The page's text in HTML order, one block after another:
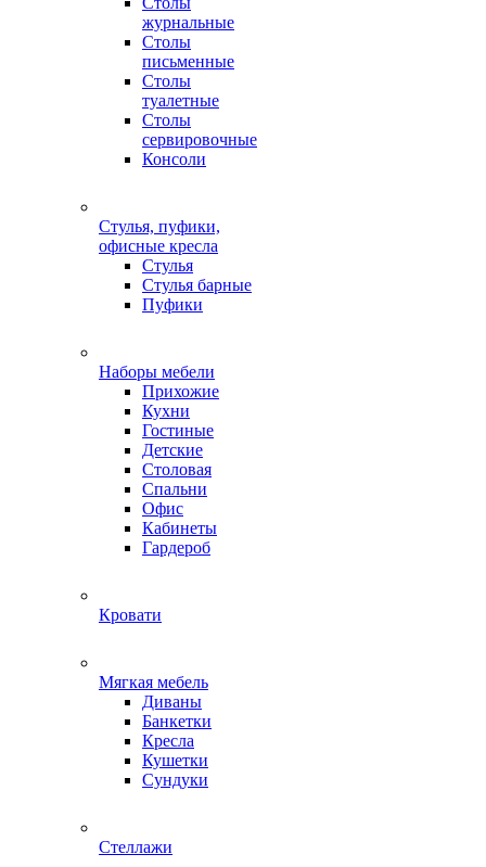
журнальные
Столы
письменные
Столы
туалетные
Столы
сервировочные
Консоли
Стулья, пуфики,
офисные кресла
Стулья
Стулья барные
Пуфики
Наборы мебели
Прихожие
Кухни
Гостиные
Детские
Столовая
Спальни
Офис
Кабинеты
Гардероб
Кровати
Мягкая мебель
Диваны
Банкетки
Кресла
Кушетки
Сундуки
Стеллажи